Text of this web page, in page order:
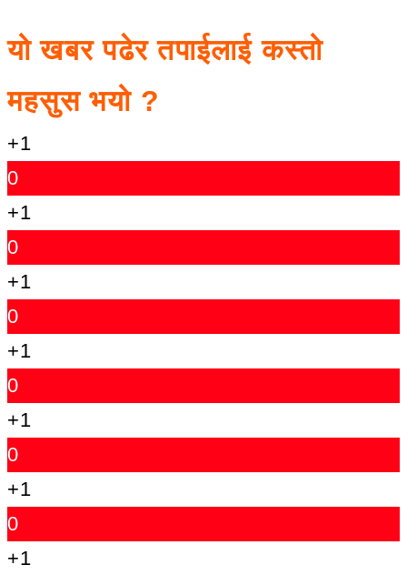
यो खबर पढेर तपाईलाई कस्तो
महसुस भयो ?
+1
0
+1
0
+1
0
+1
0
+1
0
+1
0
+1